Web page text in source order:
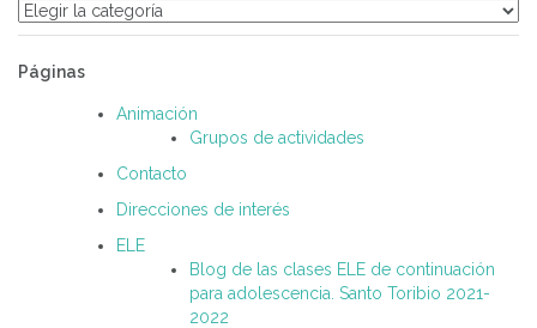
Categorías
Páginas
Animación
Grupos de actividades
Contacto
Direcciones de interés
ELE
Blog de las clases ELE de continuación
para adolescencia. Santo Toribio 2021-
2022